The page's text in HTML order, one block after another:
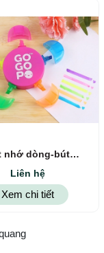
nhớ dòng-bút
highlight 1
Liên hệ
Xem chi tiết